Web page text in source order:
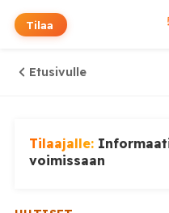
Tilaa
Etusivulle
Tilaajalle:
voimissaan